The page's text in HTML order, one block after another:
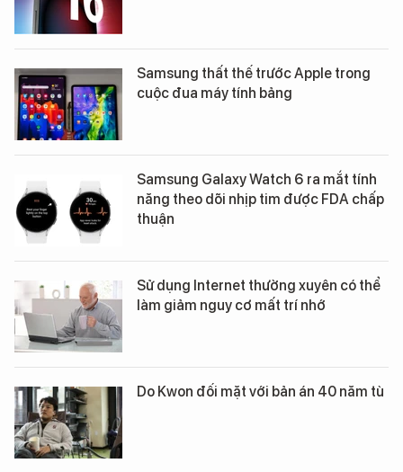
Samsung thất thế trước Apple trong
cuộc đua máy tính bảng
Samsung Galaxy Watch 6 ra mắt tính
năng theo dõi nhịp tim được FDA chấp
thuận
Sử dụng Internet thường xuyên có thể
làm giảm nguy cơ mất trí nhớ
Do Kwon đối mặt với bản án 40 năm tù